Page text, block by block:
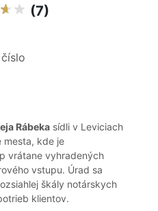
(7)
Rábeka sídli v Leviciach
mesta, kde je
vrátane vyhradených
vstupu. Úrad sa
škály notárskych
klientov.